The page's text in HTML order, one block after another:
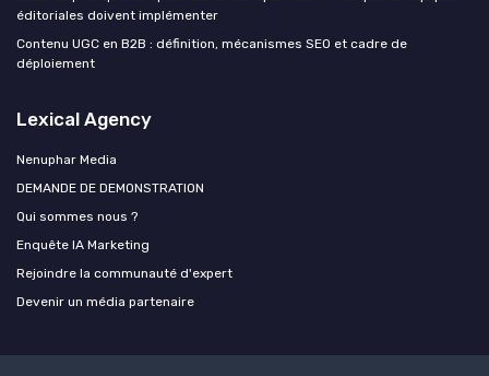
éditoriales doivent implémenter
Contenu UGC en B2B : définition, mécanismes SEO et cadre de
déploiement
Lexical Agency
Nenuphar Media
DEMANDE DE DEMONSTRATION
Qui sommes nous ?
Enquête IA Marketing
Rejoindre la communauté d'expert
Devenir un média partenaire